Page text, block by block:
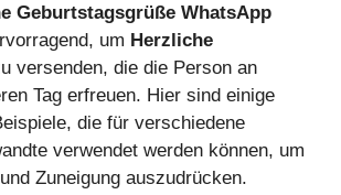
Geburtstagsgrüße WhatsApp
um Herzliche
versenden, die die Person an
Tag erfreuen. Hier sind einige
die für verschiedene
verwendet werden können, um
Zuneigung auszudrücken.